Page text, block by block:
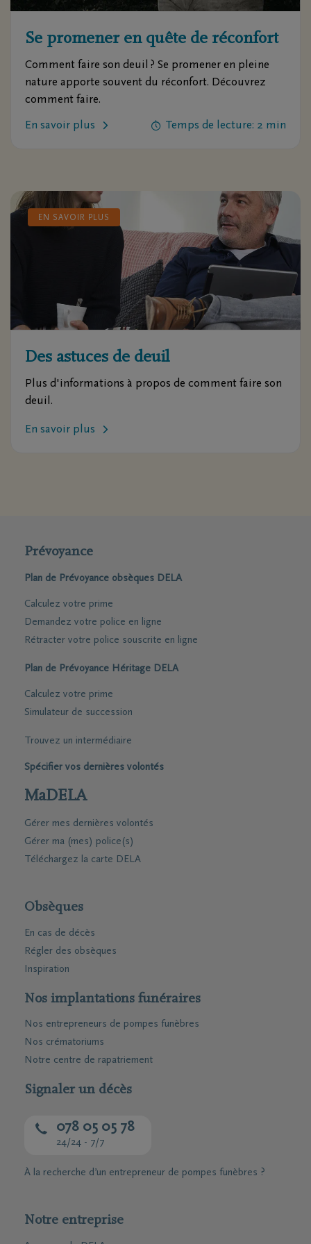
Se promener en quête de réconfort
Comment faire son deuil ? Se promener en pleine
nature apporte souvent du réconfort. Découvrez
comment faire.
En savoir plus Temps de lecture: 2 min
EN SAVOIR PLUS
Des astuces de deuil
Plus d'informations à propos de comment faire son
deuil.
En savoir plus
Prévoyance
Plan de Prévoyance obsèques DELA
Calculez votre prime
Demandez votre police en ligne
Rétracter votre police souscrite en ligne
Plan de Prévoyance Héritage DELA
Calculez votre prime
Simulateur de succession
Trouvez un intermédiaire
Spécifier vos dernières volontés
MaDELA
Gérer mes dernières volontés
Gérer ma (mes) police(s)
Téléchargez la carte DELA
Obsèques
En cas de décès
Régler des obsèques
Inspiration
Nos implantations funéraires
Nos entrepreneurs de pompes funèbres
Nos crématoriums
Notre centre de rapatriement
Signaler un décès
078 05 05 78
24/24 - 7/7
À la recherche d’un entrepreneur de pompes funèbres ?
Notre entreprise